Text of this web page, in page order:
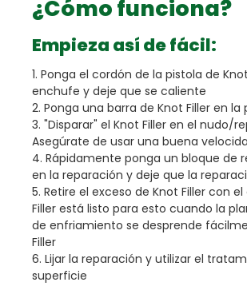
¿Cómo funciona?
Empieza así de fácil:
1. Ponga el cordón de la pistola de
enchufe y deje que se caliente
2. Ponga una barra de Knot Filler en la
3. "Disparar" el Knot Filler en el nudo/
Asegúrate de usar una buena
4. Rápidamente ponga un bloque de
en la reparación y deje que la
5. Retire el exceso de Knot Filler con el
Filler está listo para esto cuando la
de enfriamiento se desprende
Filler
6. Lijar la reparación y utilizar el
superficie